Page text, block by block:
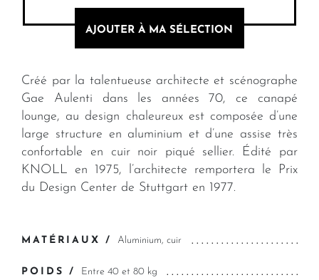
AJOUTER À MA SÉLECTION
Créé par la talentueuse architecte et scénographe
Gae Aulenti dans les années 70, ce canapé
lounge, au design chaleureux est composée d’une
large structure en aluminium et d’une assise très
confortable en cuir noir piqué sellier. Édité par
KNOLL en 1975, l’architecte remportera le Prix
du Design Center de Stuttgart en 1977.
MATÉRIAUX / Aluminium, cuir
POIDS / Entre 40 et 80 kg